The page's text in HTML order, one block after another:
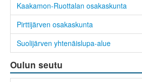
Kaakamon-Ruottalan osakaskunta
Pirttijärven osakaskunta
Suolijärven yhtenäislupa-alue
Oulun seutu